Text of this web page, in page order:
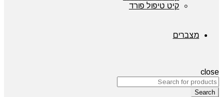
קיט טיפול פורד
מצברים
close
Search